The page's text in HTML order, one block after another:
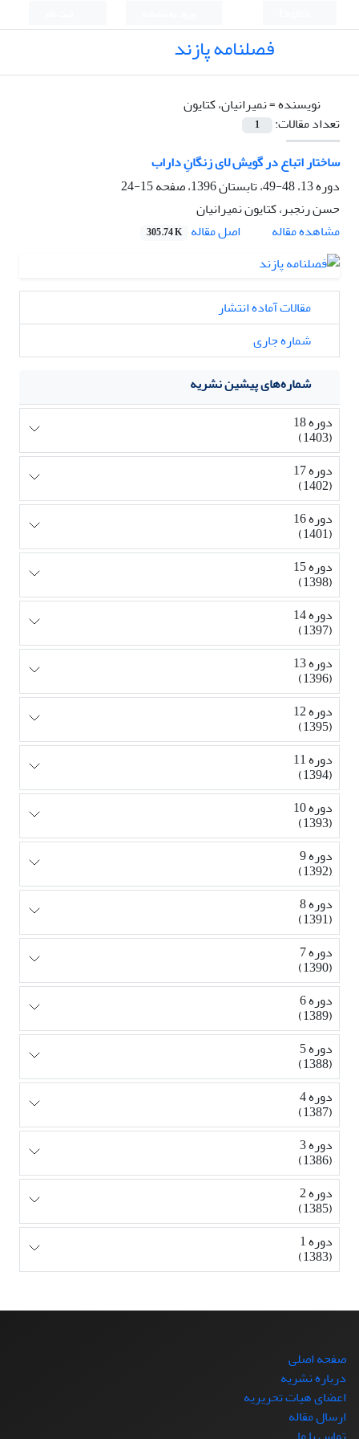
فصلنامه پازند
نویسنده =نمیرانیان، کتایون
تعداد مقالات:
1
ساختار اتباع در گویش لای زنگانِ داراب
دوره 13، 48-49، تابستان 1396، صفحه
15-24
حسن رنجبر، کتایون نمیرانیان
مشاهده مقاله
اصل مقاله 305.74 K
مقالات آماده انتشار
شماره جاری
شماره‌های پیشین نشریه
دوره 18
(1403)
دوره 17
(1402)
دوره 16
(1401)
دوره 15
(1398)
دوره 14
(1397)
دوره 13
(1396)
دوره 12
(1395)
دوره 11
(1394)
دوره 10
(1393)
دوره 9
(1392)
دوره 8
(1391)
دوره 7
(1390)
دوره 6
(1389)
دوره 5
(1388)
دوره 4
(1387)
دوره 3
(1386)
دوره 2
(1385)
دوره 1
(1383)
صفحه اصلی
درباره نشریه
اعضای هیات تحریریه
ارسال مقاله